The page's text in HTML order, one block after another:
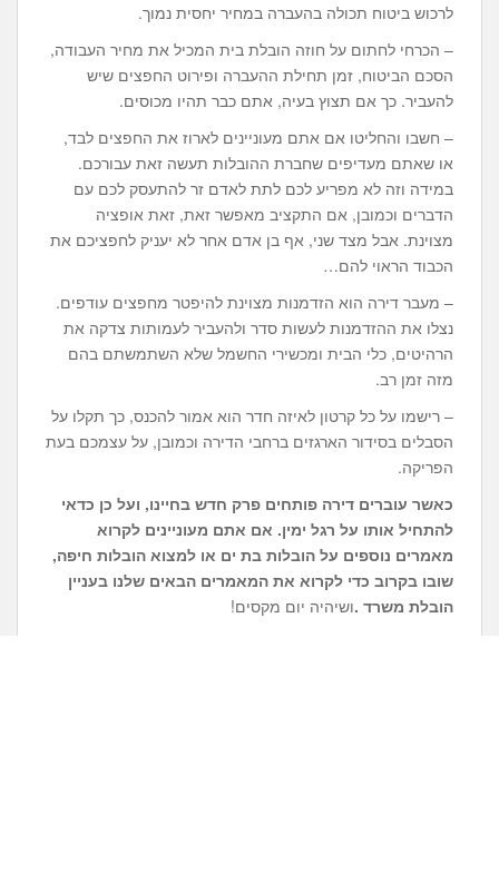
לרכוש ביטוח תכולה בהעברה במחיר יחסית נמוך.
– הכרחי לחתום על חוזה הובלת בית המכיל את מחיר העבודה,
הסכם הביטוח, זמן תחילת ההעברה ופירוט החפצים שיש
להעביר. כך אם תצוץ בעיה, אתם כבר תהיו מכוסים.
– חשבו והחליטו אם אתם מעוניינים לארוז את החפצים לבד,
או שאתם מעדיפים שחברת ההובלות תעשה זאת עבורכם.
במידה וזה לא מפריע לכם לתת לאדם זר להתעסק לכם עם
הדברים וכמובן, אם התקציב מאפשר זאת, זאת אופציה
מצוינת. אבל מצד שני, אף בן אדם אחר לא יעניק לחפציכם את
הכבוד הראוי להם…
– מעבר דירה הוא הזדמנות מצוינת להיפטר מחפצים עודפים.
נצלו את ההזדמנות לעשות סדר ולהעביר לעמותות צדקה את
הרהיטים, כלי הבית ומכשירי החשמל שלא השתמשתם בהם
מזה זמן רב.
– רישמו על כל קרטון לאיזה חדר הוא אמור להכנס, כך תקלו על
הסבלים בסידור הארגזים ברחבי הדירה וכמובן, על עצמכם בעת
הפריקה.
כאשר עוברים דירה פותחים פרק חדש בחיינו, ועל כן כדאי
להתחיל אותו על רגל ימין. אם אתם מעוניינים לקרוא
מאמרים נוספים על הובלות בת ים או למצוא הובלות חיפה,
שובו בקרוב כדי לקרוא את המאמרים הבאים שלנו בעניין
הובלת משרד .ושיהיה יום מקסים!